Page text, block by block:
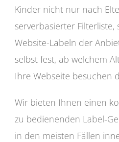
Kinder nicht nur nach
serverbasierter
Website-Labeln der
selbst fest, ab welchem
Ihre Webseite besuchen
Wir bieten Ihnen einen
zu bedienenden Label-
in den meisten Fällen